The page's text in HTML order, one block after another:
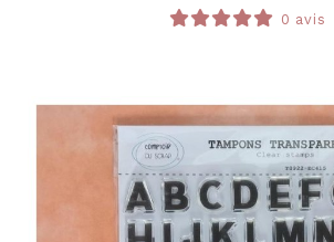
0 avis